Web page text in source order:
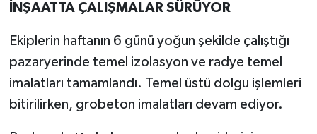
İNŞAATTA ÇALIŞMALAR SÜRÜYOR
Ekiplerin haftanın 6 günü yoğun şekilde çalıştığı
pazaryerinde temel izolasyon ve radye temel
imalatları tamamlandı. Temel üstü dolgu işlemleri
bitirilirken, grobeton imalatları devam ediyor.